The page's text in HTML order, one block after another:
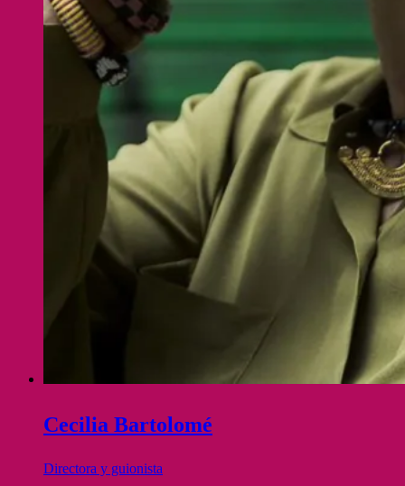
Cecilia Bartolomé
Directora y guionista